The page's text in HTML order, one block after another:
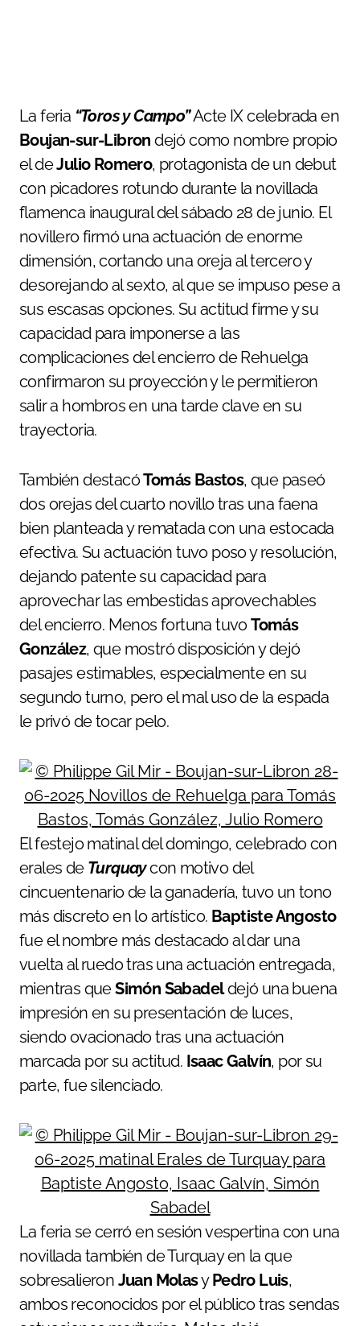
La feria “Toros y Campo”Acte IX celebrada en
Boujan-sur-Libron dejó como nombre propio
el deJulio Romero, protagonista de un debut
con picadores rotundo durante la novillada
flamenca inaugural del sábado 28 de junio. El
novillero firmó una actuación de enorme
dimensión, cortando una oreja al tercero y
desorejando al sexto, al que se impuso pese a
sus escasas opciones. Su actitud firme y su
capacidad para imponerse a las
complicaciones del encierro de Rehuelga
confirmaron su proyección y le permitieron
salir a hombros en una tarde clave en su
trayectoria.
También destacóTomás Bastos, que paseó
dos orejas del cuarto novillo tras una faena
bien planteada y rematada con una estocada
efectiva. Su actuación tuvo poso y resolución,
dejando patente su capacidad para
aprovechar las embestidas aprovechables
del encierro. Menos fortuna tuvoTomás
González, que mostró disposición y dejó
pasajes estimables, especialmente en su
segundo turno, pero el mal uso de la espada
le privó de tocar pelo.
El festejo matinal del domingo, celebrado con
erales de Turquaycon motivo del
cincuentenario de la ganadería, tuvo un tono
más discreto en lo artístico. Baptiste Angosto
fue el nombre más destacado al dar una
vuelta al ruedo tras una actuación entregada,
mientras queSimón Sabadeldejó una buena
impresión en su presentación de luces,
siendo ovacionado tras una actuación
marcada por su actitud. Isaac Galvín, por su
parte, fue silenciado.
La feria se cerró en sesión vespertina con una
novillada también de Turquay en la que
sobresalieron Juan MolasyPedro Luis,
ambos reconocidos por el público tras sendas